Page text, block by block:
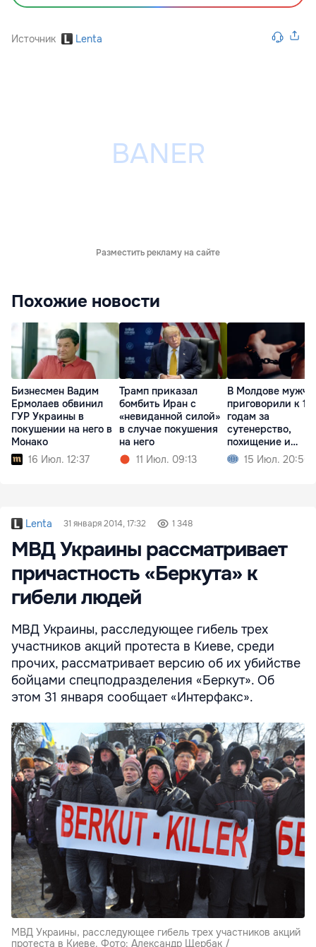
Источник Lenta
Разместить рекламу на сайте
Похожие новости
Бизнесмен Вадим
Ермолаев обвинил
ГУР Украины в
покушении на него в
Монако
16 Июл. 12:37
Трамп приказал
бомбить Иран с
«невиданной силой»
в случае покушения
на него
11 Июл. 09:13
В Молдове
приговорили к 15
годам за
сутенерство,
похищение и
изнасилование
15 Июл. 20:56
Lenta 31 января 2014, 17:32 1 348
МВД Украины рассматривает
причастность «Беркута» к
гибели людей
МВД Украины, расследующее гибель трех
участников акций протеста в Киеве, среди
прочих, рассматривает версию об их убийстве
бойцами спецподразделения «Беркут». Об
этом 31 января сообщает «Интерфакс».
МВД Украины, расследующее гибель трех участников акций
протеста в Киеве. Фото: Александр Щербак /